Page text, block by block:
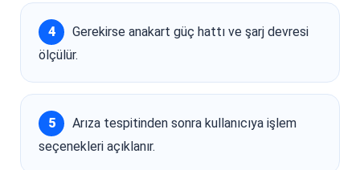
Gerekirse anakart güç hattı ve şarj devresi
ölçülür.
Arıza tespitinden sonra kullanıcıya işlem
seçenekleri açıklanır.